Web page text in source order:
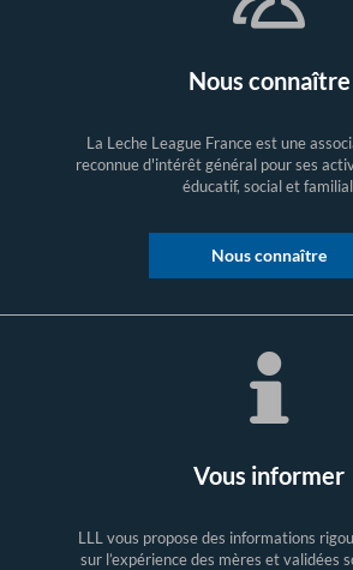
Nous connaître
La Leche League France est une
reconnue d'intérêt général pour ses
éducatif, social et
Nous connaître
Vous informer
LLL vous propose des informations
sur l’expérience des mères et validées